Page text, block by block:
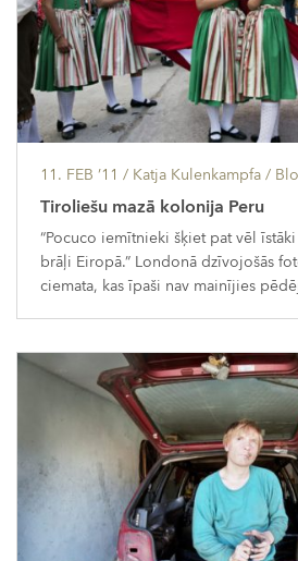
11. FEB ’11 / Katja Kulenkampfa /
Tiroliešu mazā kolonija Peru
“Pocuco iemītnieki šķiet pat vēl
brāļi Eiropā.” Londonā dzīvojošās
ciemata, kas īpaši nav mainījies